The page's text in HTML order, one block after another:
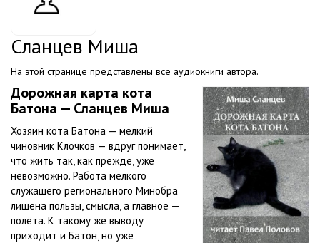
Сланцев Миша
На этой странице представлены все аудиокниги автора.
Дорожная карта кота
Батона — Сланцев Миша
Хозяин кота Батона — мелкий
чиновник Клочков — вдруг понимает,
что жить так, как прежде, уже
невозможно. Работа мелкого
служащего регионального Минобра
лишена пользы, смысла, а главное —
полёта. К такому же выводу
приходит и Батон, но уже